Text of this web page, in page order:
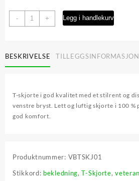
-
INTOPS
veteran
antall
+ Legg i handlekurv
BESKRIVELSE TILLEGGSINFORMASJON
T-skjorte i god kvalitet med et stilrent og
venstre bryst. Lett og luftig skjorte i 100 %
god komfort.
Produktnummer: VBTSKJ01
Stikkord: bekledning,T-Skjorte,veteran